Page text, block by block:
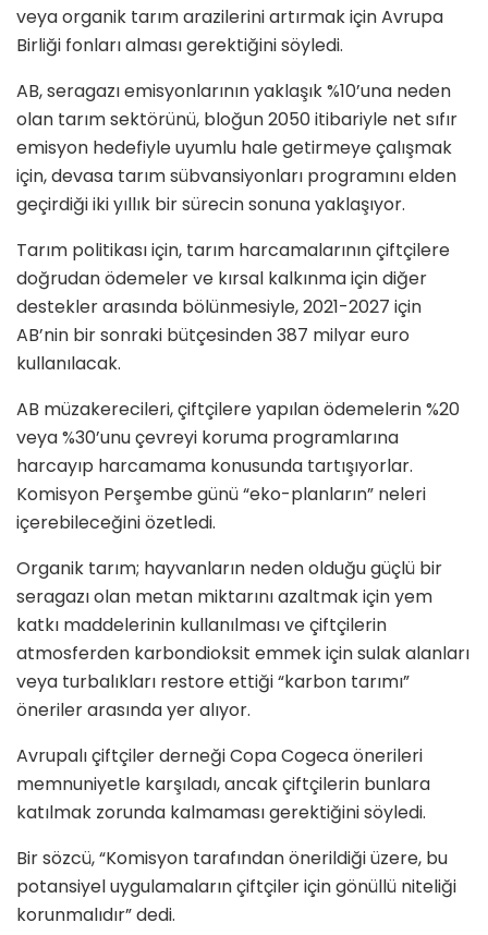
veya organik tarım arazilerini artırmak için Avrupa
Birliği fonları alması gerektiğini söyledi.
AB, seragazı emisyonlarının yaklaşık %10’una neden
olan tarım sektörünü, bloğun 2050 itibariyle net sıfır
emisyon hedefiyle uyumlu hale getirmeye çalışmak
için, devasa tarım sübvansiyonları programını elden
geçirdiği iki yıllık bir sürecin sonuna yaklaşıyor.
Tarım politikası için, tarım harcamalarının çiftçilere
doğrudan ödemeler ve kırsal kalkınma için diğer
destekler arasında bölünmesiyle, 2021-2027 için
AB’nin bir sonraki bütçesinden 387 milyar euro
kullanılacak.
AB müzakerecileri, çiftçilere yapılan ödemelerin %20
veya %30’unu çevreyi koruma programlarına
harcayıp harcamama konusunda tartışıyorlar.
Komisyon Perşembe günü “eko-planların” neleri
içerebileceğini özetledi.
Organik tarım; hayvanların neden olduğu güçlü bir
seragazı olan metan miktarını azaltmak için yem
katkı maddelerinin kullanılması ve çiftçilerin
atmosferden karbondioksit emmek için sulak alanları
veya turbalıkları restore ettiği “karbon tarımı”
öneriler arasında yer alıyor.
Avrupalı çiftçiler derneği Copa Cogeca önerileri
memnuniyetle karşıladı, ancak çiftçilerin bunlara
katılmak zorunda kalmaması gerektiğini söyledi.
Bir sözcü, “Komisyon tarafından önerildiği üzere, bu
potansiyel uygulamaların çiftçiler için gönüllü niteliği
korunmalıdır” dedi.